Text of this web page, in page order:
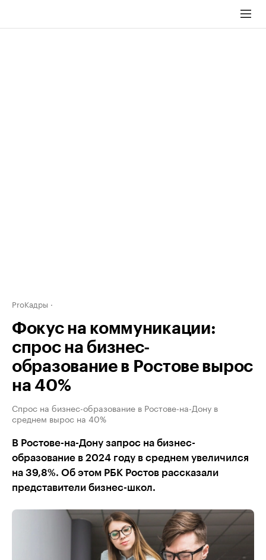
ProКадры
Фокус на коммуникации:
спрос на бизнес-
образование в Ростове вырос
на 40%
Спрос на бизнес-образование в Ростове-на-Дону в
среднем вырос на 40%
В Ростове-на-Дону запрос на бизнес-
образование в 2024 году в среднем увеличился
на 39,8%. Об этом РБК Ростов рассказали
представители бизнес-школ.